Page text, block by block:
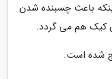
باعث چسبنده شدن
کیک هم می گردد.